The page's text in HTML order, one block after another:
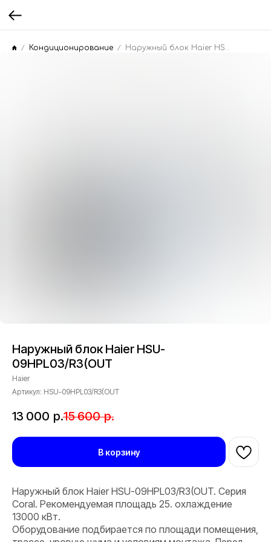
Кондиционирование
Наружный блок Haier HSU-
09HPL03/R3(OUT
Haier
Артикул: HSU-09HPL03/R3(OUT
13 000 р.15 600 р.
В корзину
Наружный блок Haier HSU-09HPL03/R3(OUT. Серия
Coral. Рекомендуемая площадь 25. охлаждение
13000 кВт.
Оборудование подбирается по площади помещения,